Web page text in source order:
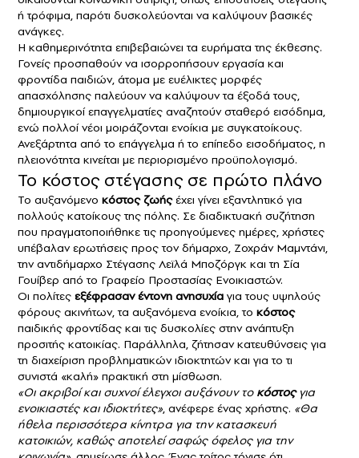
ή τρόφιμα, παρότι δυσκολεύονται να καλύψουν βασικές
ανάγκες.
Η καθημερινότητα επιβεβαιώνει τα ευρήματα της έκθεσης.
Γονείς προσπαθούν να ισορροπήσουν εργασία και
φροντίδα παιδιών, άτομα με ευέλικτες μορφές
απασχόλησης παλεύουν να καλύψουν τα έξοδά τους,
δημιουργικοί επαγγελματίες αναζητούν σταθερό εισόδημα,
ενώ πολλοί νέοι μοιράζονται ενοίκια με συγκατοίκους.
Ανεξάρτητα από το επάγγελμα ή το επίπεδο εισοδήματος, η
πλειονότητα κινείται με περιορισμένο προϋπολογισμό.
Το κόστος στέγασης σε πρώτο πλάνο
Το αυξανόμενο κόστος ζωήςέχει γίνει εξαντλητικό για
πολλούς κατοίκους της πόλης. Σε διαδικτυακή συζήτηση
που πραγματοποιήθηκε τις προηγούμενες ημέρες, χρήστες
υπέβαλαν ερωτήσεις προς τον δήμαρχο, Ζοχράν Μαμντάνι,
την αντιδήμαρχο Στέγασης Λεϊλά Μποζόργκ και τη Σία
Γουίβερ από το Γραφείο Προστασίας Ενοικιαστών.
Οι πολίτες εξέφρασαν έντονη ανησυχία για τους υψηλούς
φόρους ακινήτων, τα αυξανόμενα ενοίκια, το κόστος
παιδικής φροντίδας και τις δυσκολίες στην ανάπτυξη
προσιτής κατοικίας. Παράλληλα, ζήτησαν κατευθύνσεις για
τη διαχείριση προβληματικών ιδιοκτητών και για το τι
συνιστά «καλή» πρακτική στη μίσθωση.
«Οι ακριβοί και συχνοί έλεγχοι αυξάνουν το κόστοςγια
ενοικιαστές και ιδιοκτήτες», ανέφερε ένας χρήστης. «Θα
ήθελα περισσότερα κίνητρα για την κατασκευή
κατοικιών, καθώς αποτελεί σαφώς όφελος για την